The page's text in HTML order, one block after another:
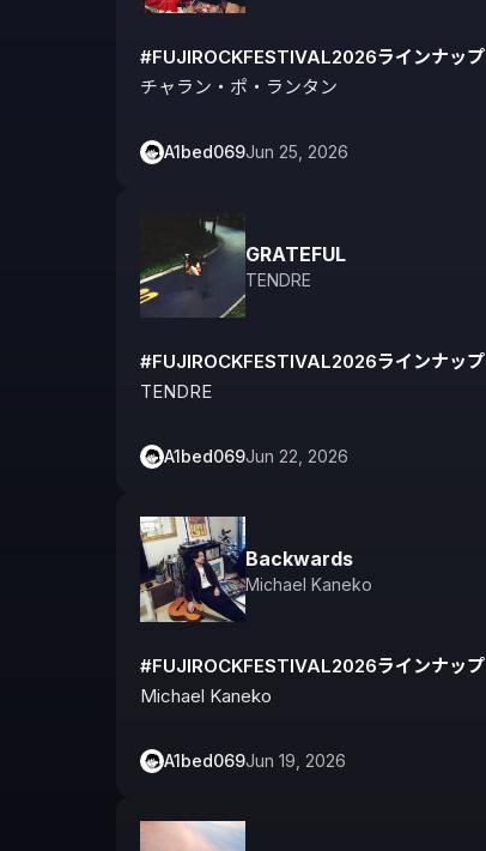
#FUJIROCKFESTIVAL2026ラインナップ
チャラン・ポ・ランタン
A1bed069Jun 25, 2026
GRATEFUL
TENDRE
#FUJIROCKFESTIVAL2026ラインナップ
TENDRE
A1bed069Jun 22, 2026
Backwards
Michael Kaneko
#FUJIROCKFESTIVAL2026ラインナップ
Michael Kaneko
A1bed069Jun 19, 2026